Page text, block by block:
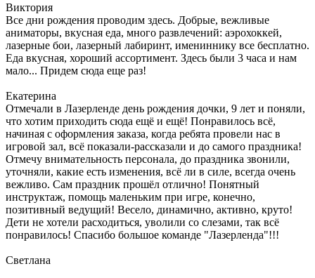
Виктория
Все дни рождения проводим здесь. Добрые, вежливые
аниматоры, вкусная еда, много развлечений: аэрохоккей,
лазерные бои, лазерный лабиринт, имениннику все бесплатно.
Еда вкусная, хороший ассортимент. Здесь были 3 часа и нам
мало... Придем сюда еще раз!
Екатерина
Отмечали в Лазерленде день рождения дочки, 9 лет и поняли,
что хотим приходить сюда ещё и ещё! Понравилось всё,
начиная с оформления заказа, когда ребята провели нас в
игровой зал, всё показали-рассказали и до самого праздника!
Отмечу внимательность персонала, до праздника звонили,
уточняли, какие есть изменения, всё ли в силе, всегда очень
вежливо. Сам праздник прошёл отлично! Понятный
инструктаж, помощь маленьким при игре, конечно,
позитивный ведущий! Весело, динамично, активно, круто!
Дети не хотели расходиться, уволили со слезами, так всё
понравилось! Спасибо большое команде "Лазерленда"!!!
Светлана